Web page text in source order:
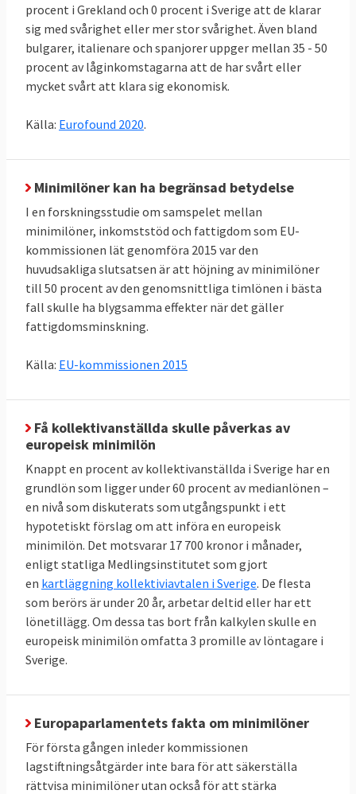
procent i Grekland och 0 procent i Sverige att de klarar
sig med svårighet eller mer stor svårighet. Även bland
bulgarer, italienare och spanjorer uppger mellan 35 - 50
procent av låginkomstagarna att de har svårt eller
mycket svårt att klara sig ekonomisk.
Källa: Eurofound 2020.
Minimilöner kan ha begränsad betydelse
I en forskningsstudie om samspelet mellan
minimilöner, inkomststöd och fattigdom som EU-
kommissionen lät genomföra 2015 var den
huvudsakliga slutsatsen är att höjning av minimilöner
till 50 procent av den genomsnittliga timlönen i bästa
fall skulle ha blygsamma effekter när det gäller
fattigdomsminskning.
Källa: EU-kommissionen 2015
Få kollektivanställda skulle påverkas av
europeisk minimilön
Knappt en procent av kollektivanställda i Sverige har en
grundlön som ligger under 60 procent av medianlönen –
en nivå som diskuterats som utgångspunkt i ett
hypotetiskt förslag om att införa en europeisk
minimilön. Det motsvarar 17 700 kronor i månader,
enligt statliga Medlingsinstitutet som gjort
en kartläggning kollektiviavtalen i Sverige. De flesta
som berörs är under 20 år, arbetar deltid eller har ett
lönetillägg. Om dessa tas bort från kalkylen skulle en
europeisk minimilön omfatta 3 promille av löntagare i
Sverige.
Europaparlamentets fakta om minimilöner
För första gången inleder kommissionen
lagstiftningsåtgärder inte bara för att säkerställa
rättvisa minimilöner utan också för att stärka